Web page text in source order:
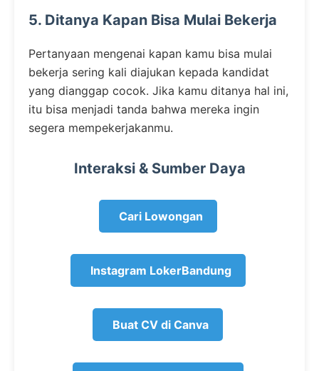
5. Ditanya Kapan Bisa Mulai Bekerja
Pertanyaan mengenai kapan kamu bisa mulai
bekerja sering kali diajukan kepada kandidat
yang dianggap cocok. Jika kamu ditanya hal ini,
itu bisa menjadi tanda bahwa mereka ingin
segera mempekerjakanmu.
Interaksi & Sumber Daya
Cari Lowongan
Instagram LokerBandung
Buat CV di Canva